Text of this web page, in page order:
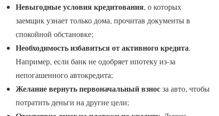
Невыгодные условия кредитования, о которых
заемщик узнает только дома, прочитав документы в
спокойной обстановке;
Необходимость избавиться от активного кредита.
Например, если банк не одобряет ипотеку из-за
непогашенного автокредита;
Желание вернуть первоначальный взносза авто, чтобы
потратить деньги на другие цели;